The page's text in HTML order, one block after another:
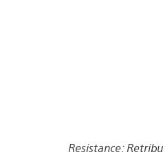
Resistance: